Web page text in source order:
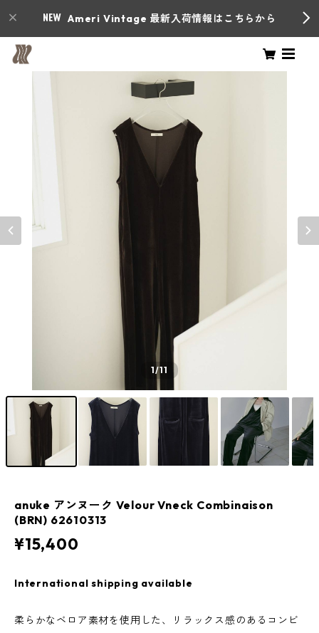
Ameri Vintage 最新入荷情報はこちらから
1/11
anuke アンヌーク Velour Vneck Combinaison
(BRN) 62610313
¥15,400
International shipping available
柔らかなベロア素材を使用した、リラックス感のあるコンビ